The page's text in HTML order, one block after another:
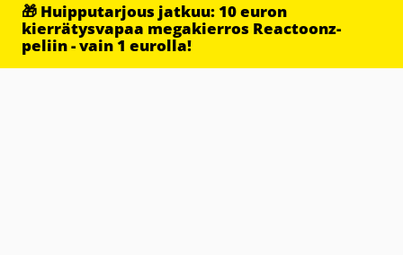
🎁 Huipputarjous jatkuu: 10 euron
kierrätysvapaa megakierros Reactoonz-
peliin - vain 1 eurolla!